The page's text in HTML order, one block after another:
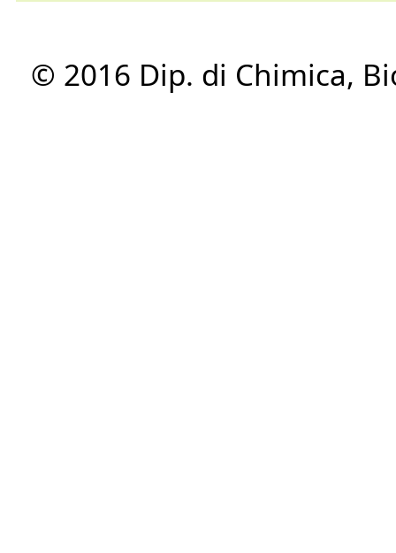
© 2016 Dip. di Chimica,